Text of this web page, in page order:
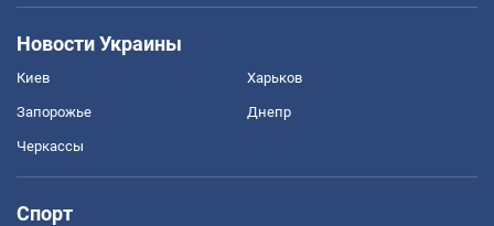
Новости Украины
Киев Харьков
Запорожье Днепр
Черкассы
Спорт